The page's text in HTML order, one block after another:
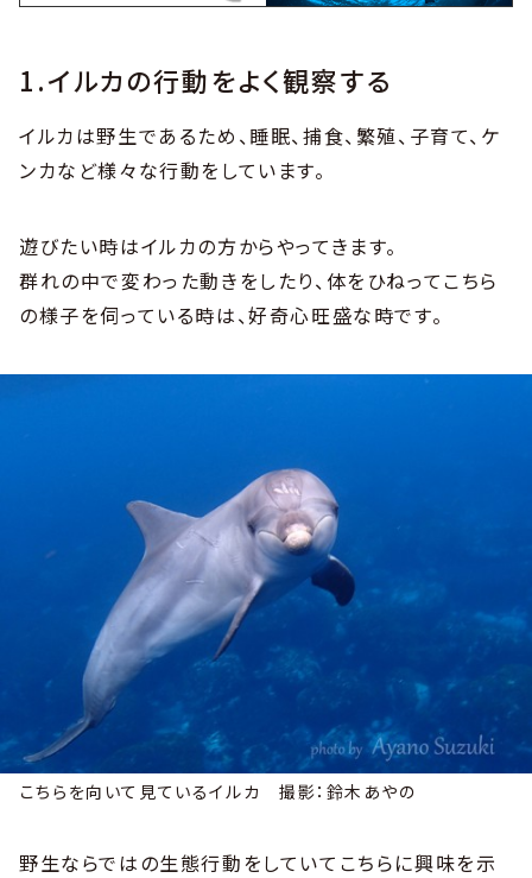
1.イルカの行動をよく観察する
イルカは野生であるため、睡眠、捕食、繁殖、子育て、ケ
ンカなど様々な行動をしています。
遊びたい時はイルカの方からやってきます。
群れの中で変わった動きをしたり、体をひねってこちら
の様子を伺っている時は、好奇心旺盛な時です。
こちらを向いて見ているイルカ 撮影：鈴木あやの
野生ならではの生態行動をしていてこちらに興味を示